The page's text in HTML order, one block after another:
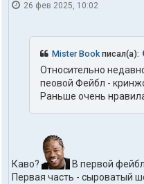
26 фев 2025, 10:02
Mister Bookписал(а):
Относительно
пеовой Фейбл -
Раньше очень
Каво?
В первой
Первая часть - сыроватый